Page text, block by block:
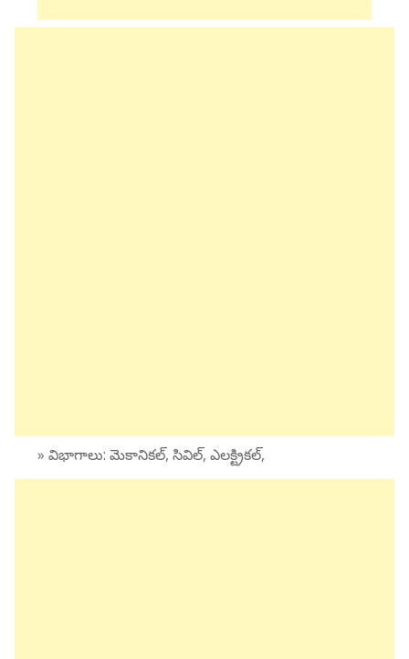
» విభాగాలు: మెకానికల్, సివిల్, ఎలక్ట్రికల్,